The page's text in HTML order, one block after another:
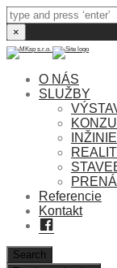
×
O NÁS
SLUŽBY
Referencie
Kontakt
Facebook
Search